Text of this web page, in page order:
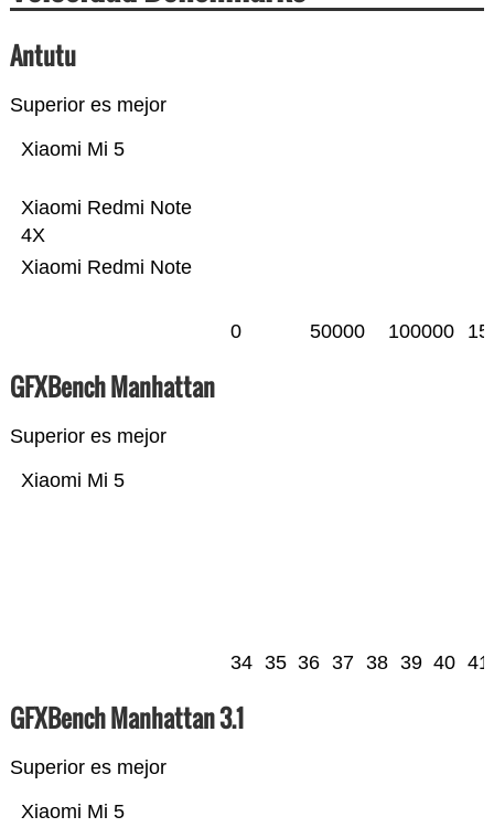
Antutu
Superior es mejor
Xiaomi Redmi Note
Xiaomi Redmi Note
4X
Xiaomi Mi 5
0 50000 100000
GFXBench Manhattan
Superior es mejor
Xiaomi Mi 5
34 35 36 37 38 39 40 41
GFXBench Manhattan 3.1
Superior es mejor
Xiaomi Mi 5